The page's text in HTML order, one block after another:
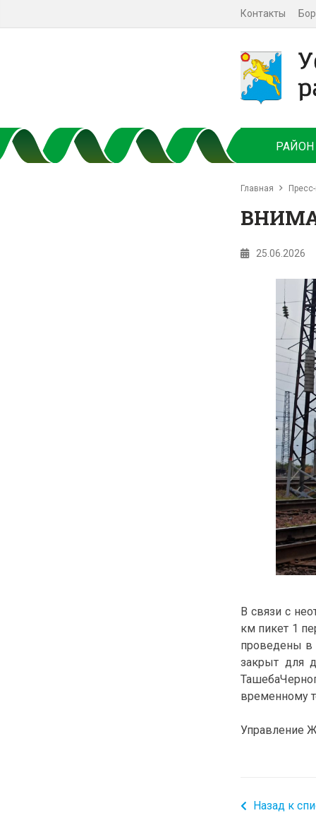
Контакты
РАЙОН
Главная
25.06.2026
В связи с
км пикет 1
проведены в
закрыт для
временному
Управление
Назад к